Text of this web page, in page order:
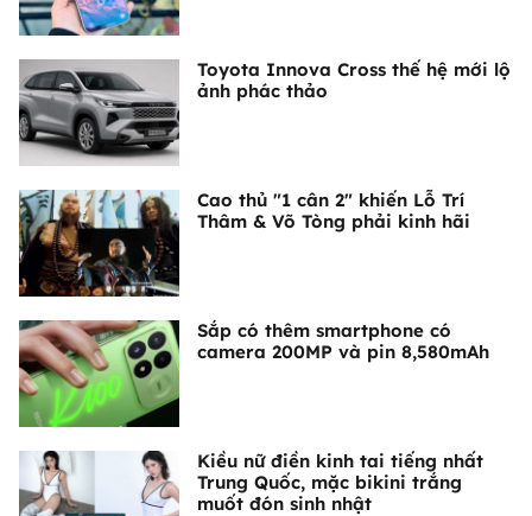
Toyota Innova Cross thế hệ mới lộ
ảnh phác thảo
Cao thủ "1 cân 2" khiến Lỗ Trí
Thâm & Võ Tòng phải kinh hãi
Sắp có thêm smartphone có
camera 200MP và pin 8,580mAh
Kiều nữ điền kinh tai tiếng nhất
Trung Quốc, mặc bikini trắng
muốt đón sinh nhật